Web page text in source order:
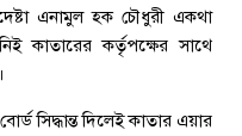
এনামুল হক চৌধুরী একথা
কাতারের কর্তৃপক্ষের সাথে
সিদ্ধান্ত দিলেই কাতার এয়ার